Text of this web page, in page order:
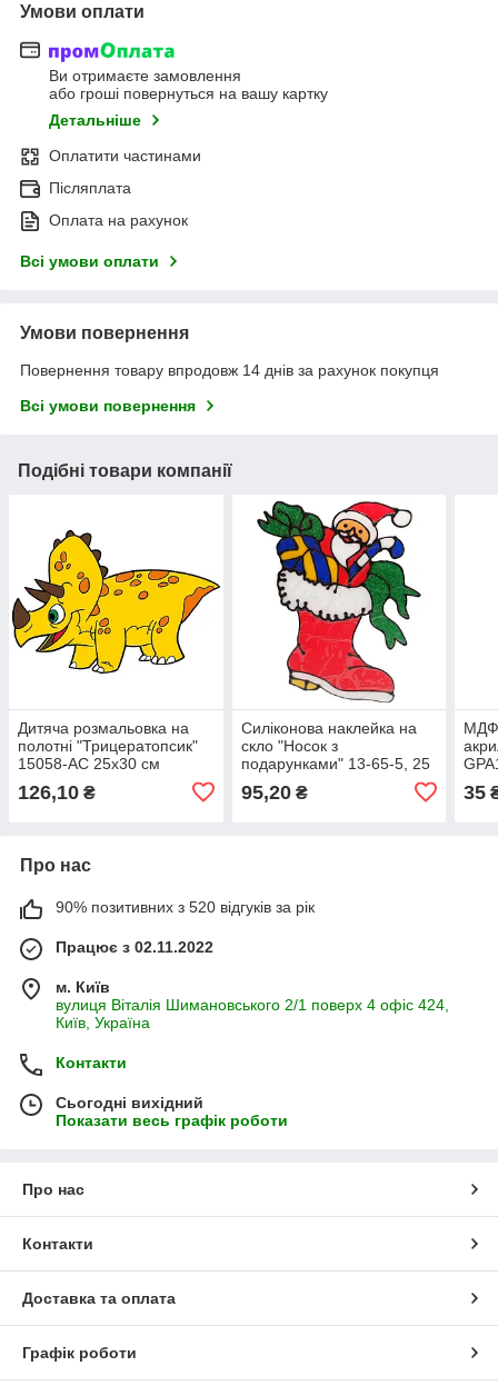
Умови оплати
Ви отримаєте замовлення
або гроші повернуться на вашу картку
Детальніше
Оплатити частинами
Післяплата
Оплата на рахунок
Всі умови оплати
Умови повернення
Повернення товару впродовж 14 днів за рахунок покупця
Всі умови повернення
Подібні товари компанії
Дитяча розмальовка на
полотні "Трицератопсик"
15058-AC 25х30 см
126,10 ₴
Силіконова наклейка на
скло "Носок з
подарунками" 13-65-5, 25
95,20₴
МДФ
35
Про нас
90% позитивних з 520 відгуків за рік
Працює з 02.11.2022
м. Київ
вулиця Віталія Шимановського 2/1 поверх 4 офіс 424,
Київ, Україна
Контакти
Сьогодні вихідний
Показати весь графік роботи
Про нас
Контакти
Доставка та оплата
Графік роботи